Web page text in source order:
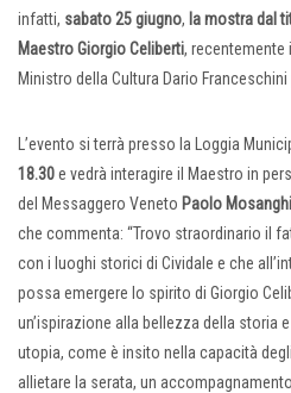
infatti, sabato 25 giugno, la mostra dal
Maestro Giorgio Celiberti, recentemente
Ministro della Cultura Dario
L’evento si terrà presso la Loggia
18.30e vedrà interagire il Maestro in
del Messaggero Veneto Paolo
che commenta: “Trovo straordinario il
con i luoghi storici di Cividale e che
possa emergere lo spirito di Giorgio
un’ispirazione alla bellezza della storia
utopia, come è insito nella capacità
allietare la serata, un